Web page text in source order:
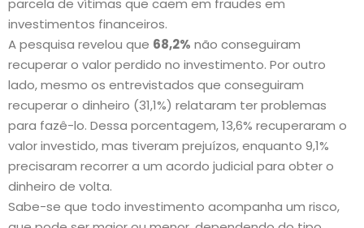
investimentos financeiros.
A pesquisa revelou que 68,2% não conseguiram
recuperar o valor perdido no investimento. Por outro
lado, mesmo os entrevistados que conseguiram
recuperar o dinheiro (31,1%) relataram ter problemas
para fazê-lo. Dessa porcentagem, 13,6% recuperaram o
valor investido, mas tiveram prejuízos, enquanto 9,1%
precisaram recorrer a um acordo judicial para obter o
dinheiro de volta.
Sabe-se que todo investimento acompanha um risco,